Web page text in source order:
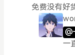
免费没有好
@
一